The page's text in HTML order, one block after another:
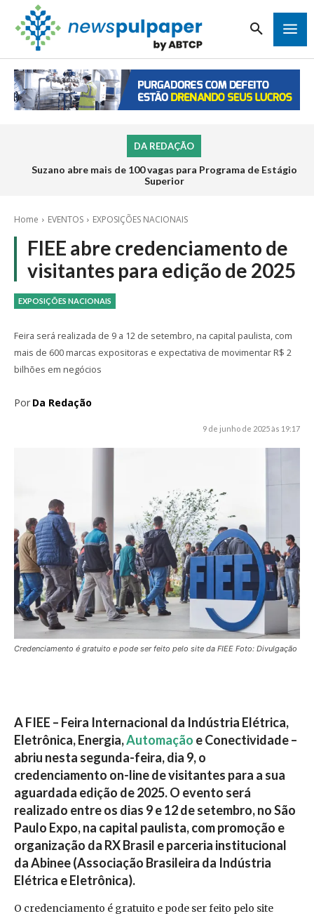
DA REDAÇÃO
Suzano abre mais de 100 vagas para Programa de Estágio
Superior
Home EVENTOS EXPOSIÇÕES NACIONAIS
FIEE abre credenciamento de
visitantes para edição de 2025
EXPOSIÇÕES NACIONAIS
Feira será realizada de 9 a 12 de setembro, na capital paulista, com
mais de 600 marcas expositoras e expectativa de movimentar R$ 2
bilhões em negócios
Por Da Redação
9 de junho de 2025 às 19:17
Credenciamento é gratuito e pode ser feito pelo site da FIEE Foto: Divulgação
A FIEE – Feira Internacional da Indústria Elétrica,
Eletrônica, Energia,Automação e Conectividade –
abriu nesta segunda-feira, dia 9, o
credenciamento on-line de visitantes para a sua
aguardada edição de 2025. O evento será
realizado entre os dias 9 e 12 de setembro, no São
Paulo Expo, na capital paulista, com promoção e
organização da RX Brasil e parceria institucional
da Abinee (Associação Brasileira da Indústria
Elétrica e Eletrônica).
O credenciamento é gratuito e pode ser feito pelo site